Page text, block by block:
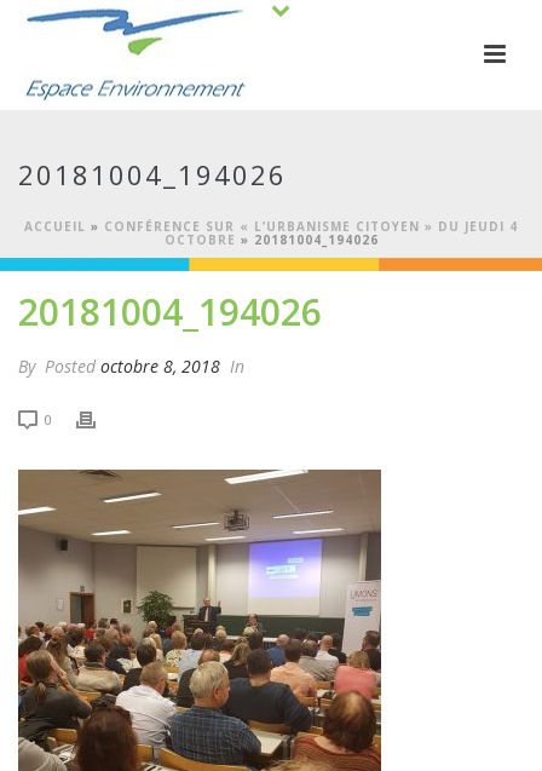
20181004_194026
ACCUEIL » CONFÉRENCE SUR « L’URBANISME CITOYEN » DU JEUDI 4
OCTOBRE » 20181004_194026
20181004_194026
By Posted octobre 8, 2018 In
0